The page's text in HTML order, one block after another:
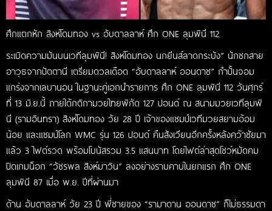
ศึกแตกหัก สิงห์โดมทอง vs อับดาลลาห์ ศึก ONE ลุมพินี 112
ระเบิดความมันบนเวทีลุมพินี! สิงห์โดมทอง นกยีนส์ลาดกระบัง” นักชกสาย
อาวุธจากปัตตานี เตรียมดวลเดือด “อับดาลลาห์ ออนดาช” กำปั้นจอม
แกร่งจากเลบานอน ในฐานะคู่เอกนำรายการ ศึก ONE ลุมพินี 112 วันศุกร์
ที่ 13 มิ.ย.นี้ ภายใต้กติกามวยไทยพิกัด 127 ปอนด์ ณ สนามมวยเวทีลุมพิ
นี (รามอินทรา) สิงห์โดมทอง วัย 28 ปี เจ้าของแชมป์เวทีมวยสยามอ้อม
น้อย และแชมป์โลก WMC รุ่น 126 ปอนด์ คืนสังเวียนอีกครั้งหลังคว้าชัยมา
แล้ว 3 ไฟต์รวด พร้อมโบนัสรวม 3.5 แสนบาท โดยไฟต์ล่าสุดโชว์หมัดคม
ปิดเกมน็อก “วัชรพล สิงห์มาวิน” ลงอย่างราบคาบในยกแรก ศึก ONE
ลุมพินี 87 เมื่อ พ.ย. ปีที่ผ่านมา
ด้าน อับดาลลาห์ วัย 23 ปี พี่ชายของ “รามาดาน ออนดาช” ก็ไม่ธรรมดา